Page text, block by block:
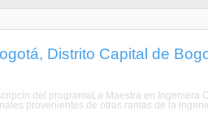
Distrito Capital de
del programaLa Maestra en Ingeniera
provenientes de otras ramas de la